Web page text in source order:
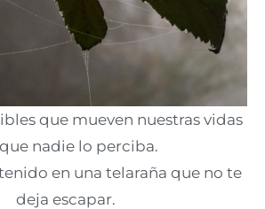
que mueven nuestras vidas
nadie lo perciba.
en una telaraña que no te
deja escapar.